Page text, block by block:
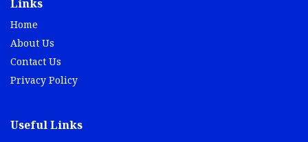
Links
Home
About Us
Contact Us
Privacy Policy
Useful Links